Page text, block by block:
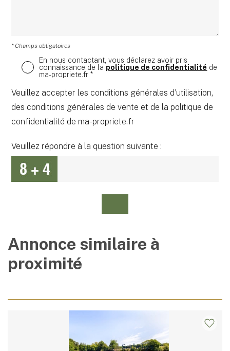
* Champs obligatoires
En nous contactant, vous déclarez avoir pris
connaissance de la politique de confidentialité de
ma-propriete.fr *
Veuillez accepter les conditions générales d’utilisation,
des conditions générales de vente et de la politique de
confidentialité de ma-propriete.fr
Veuillez répondre à la question suivante :
Annonce similaire à
proximité